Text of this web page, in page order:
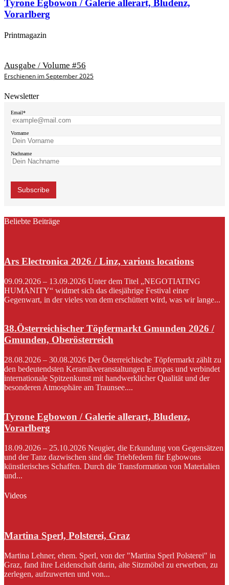
Tyrone Egbowon / Galerie allerart, Bludenz,
Vorarlberg
Printmagazin
Ausgabe / Volume #56
Erschienen im September 2025
Newsletter
Email*
Vorname
Nachname
Beliebte Beiträge
Ars Electronica 2026 / Linz, various locations
09.09.2026 – 13.09.2026 Unter dem Titel „NEGOTIATING
HUMANITY“ widmet sich das diesjährige Festival einer
Gegenwart, in der vieles von dem erschüttert wird, was wir lange...
38.Österreichischer Töpfermarkt Gmunden 2026 /
Gmunden, Oberösterreich
28.08.2026 – 30.08.2026 Der Österreichische Töpfermarkt zählt zu
den bedeutendsten Keramikveranstaltungen Europas und verbindet
internationale Spitzenkunst mit handwerklicher Qualität und der
besonderen Atmosphäre am Traunsee....
Tyrone Egbowon / Galerie allerart, Bludenz,
Vorarlberg
18.09.2026 – 25.10.2026 Neugier, die Erkundung von Gegensätzen
und der Tanz dazwischen sind die Triebfedern für Egbowons
künstlerisches Schaffen. Durch die Transformation von Materialien
und...
Videos
Martina Sperl, Polsterei, Graz
Martina Lehner, ehem. Sperl, von der "Martina Sperl Polsterei" in
Graz, fand ihre Leidenschaft darin, alte Sitzmöbel zu erwerben, zu
zerlegen, aufzuwerten und von...